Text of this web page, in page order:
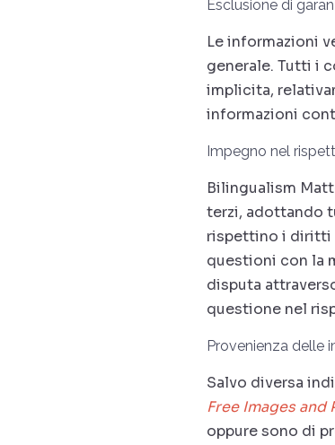
Esclusione di
Le informazioni
generale. Tutti i
implicita,
informazioni
Impegno nel
Bilingualism
terzi, adottando
rispettino i diritti
questioni con la
disputa
questione nel
Provenienza delle
Salvo diversa
Free Images and
oppure sono di